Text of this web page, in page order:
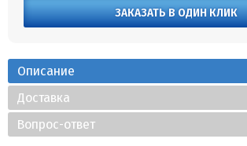
ЗАКАЗАТЬ В ОДИН КЛИК
Описание
Доставка
Вопрос-ответ